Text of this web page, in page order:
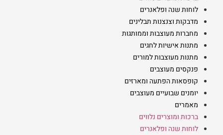
לוחות שנה ופלאנרים
מדבקות וצנצנות תבלינים
מחברות מעוצבות וממותגות
מתנות אישיות לחגים
מתנות מעוצבות למורים
פנקסים מעוצבים
קופסאות הפתעה ומארזים
יומנים שבועיים מעוצבים
מאמרים
ברכות ומוצרים נלווים
לוחות שנה ופלאנרים